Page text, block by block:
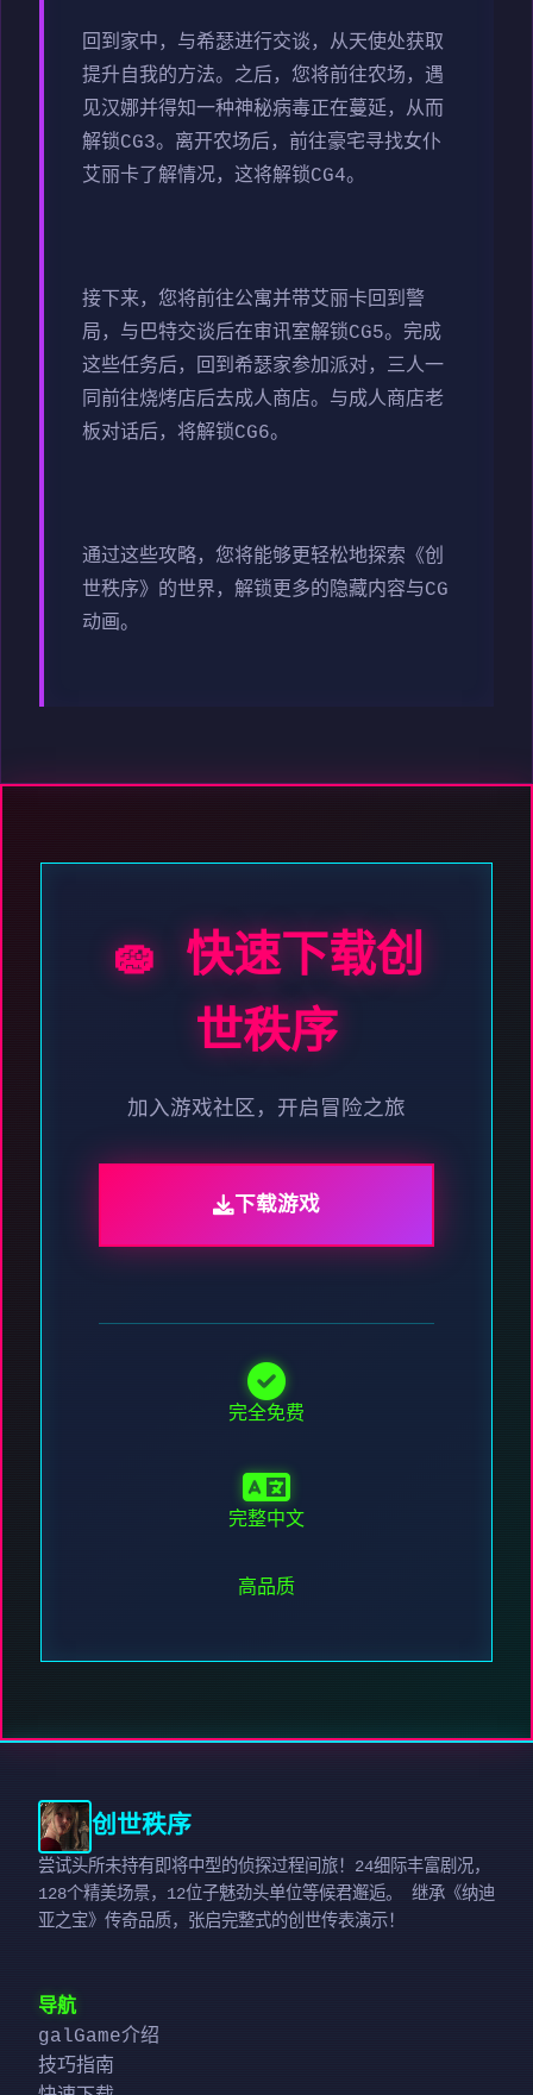
回到家中，与希瑟进行交谈，从天使处获取
提升自我的方法。之后，您将前往农场，遇
见汉娜并得知一种神秘病毒正在蔓延，从而
解锁CG3。离开农场后，前往豪宅寻找女仆
艾丽卡了解情况，这将解锁CG4。
接下来，您将前往公寓并带艾丽卡回到警
局，与巴特交谈后在审讯室解锁CG5。完成
这些任务后，回到希瑟家参加派对，三人一
同前往烧烤店后去成人商店。与成人商店老
板对话后，将解锁CG6。
通过这些攻略，您将能够更轻松地探索《创
世秩序》的世界，解锁更多的隐藏内容与CG
动画。
🧽 快速下载创
世秩序
加入游戏社区，开启冒险之旅
下载游戏
完全免费
完整中文
高品质
创世秩序
尝试头所未持有即将中型的侦探过程间旅！24细际丰富剧况，
128个精美场景，12位子魅劲头单位等候君邂逅。 继承《纳迪
亚之宝》传奇品质，张启完整式的创世传表演示！
导航
galGame介绍
技巧指南